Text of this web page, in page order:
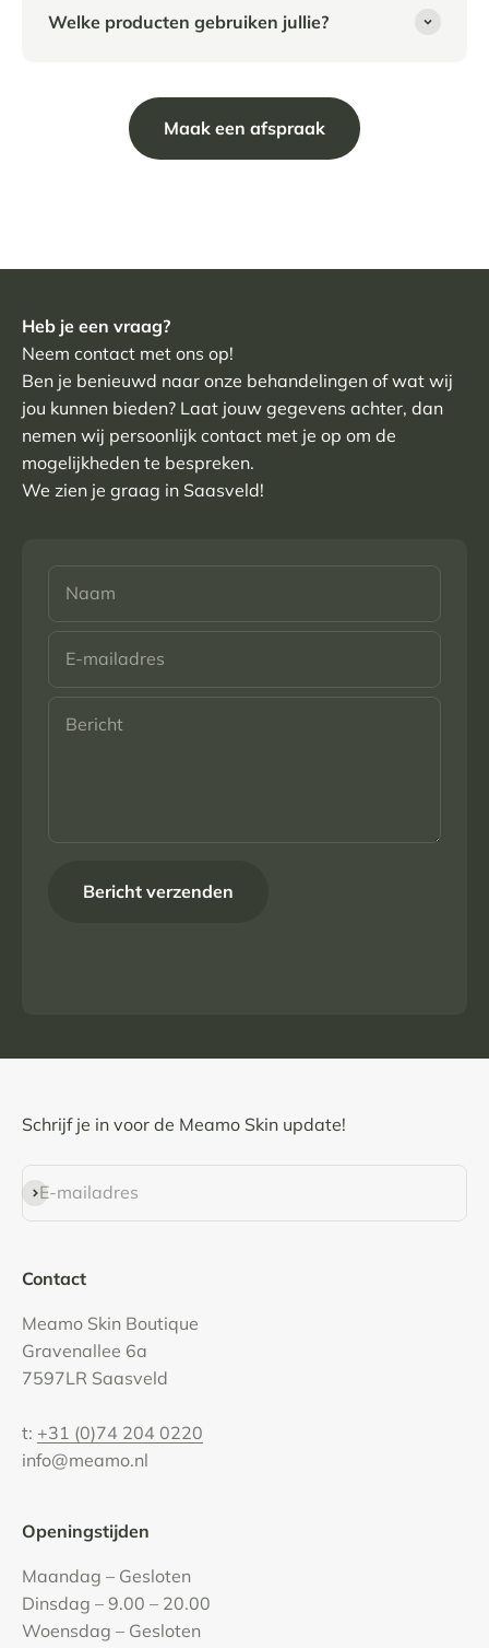
Welke producten gebruiken jullie?
Maak een afspraak
Heb je een vraag?
Neem contact met ons op!
Ben je benieuwd naar onze behandelingen of wat wij
jou kunnen bieden? Laat jouw gegevens achter, dan
nemen wij persoonlijk contact met je op om de
mogelijkheden te bespreken.
We zien je graag in Saasveld!
Naam
E-mailadres
Bericht
Bericht verzenden
Schrijf je in voor de Meamo Skin update!
E-mailadres
Abonneren
Contact
Meamo Skin Boutique
Gravenallee 6a
7597LR Saasveld
t: +31 (0)74 204 0220
info@meamo.nl
Openingstijden
Maandag – Gesloten
Dinsdag – 9.00 – 20.00
Woensdag – Gesloten